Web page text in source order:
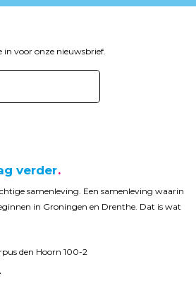
verder
samenleving. Een samenleving waarin
in Groningen en Drenthe. Dat is wat
den Hoorn 100-2
in voor onze nieuwsbrief.